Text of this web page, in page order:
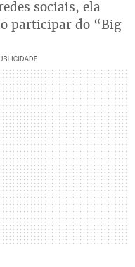
sociais, ela
participar do “Big